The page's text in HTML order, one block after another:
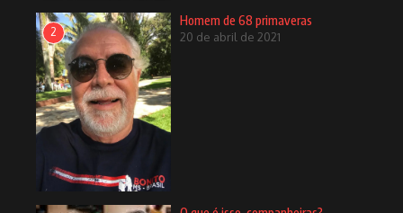
Covid e a saúde dos olhos
2 de junho de 2020
2
Homem de 68 primaveras
20 de abril de 2021